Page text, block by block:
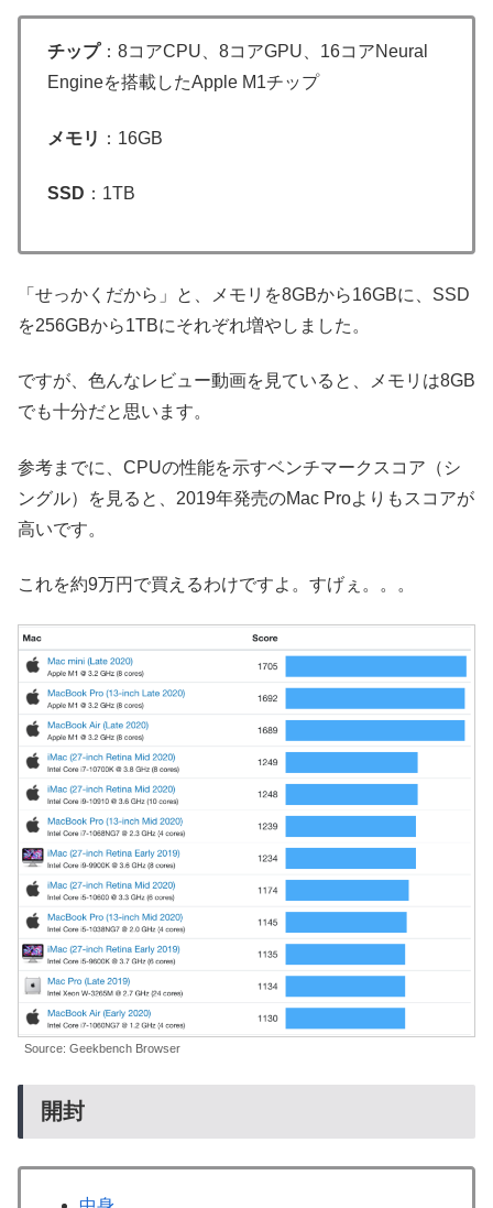
チップ：8コアCPU、8コアGPU、16コアNeural
Engineを搭載したApple M1チップ
メモリ ：16GB
SSD ：1TB
「せっかくだから」と、メモリを8GBから16GBに、SSD
を256GBから1TBにそれぞれ増やしました。
ですが、色んなレビュー動画を見ていると、メモリは8GB
でも十分だと思います。
参考までに、CPUの性能を示すベンチマークスコア（シ
ングル）を見ると、2019年発売のMac Proよりもスコアが
高いです。
これを約9万円で買えるわけですよ。すげぇ。。。
Source: Geekbench Browser
開封